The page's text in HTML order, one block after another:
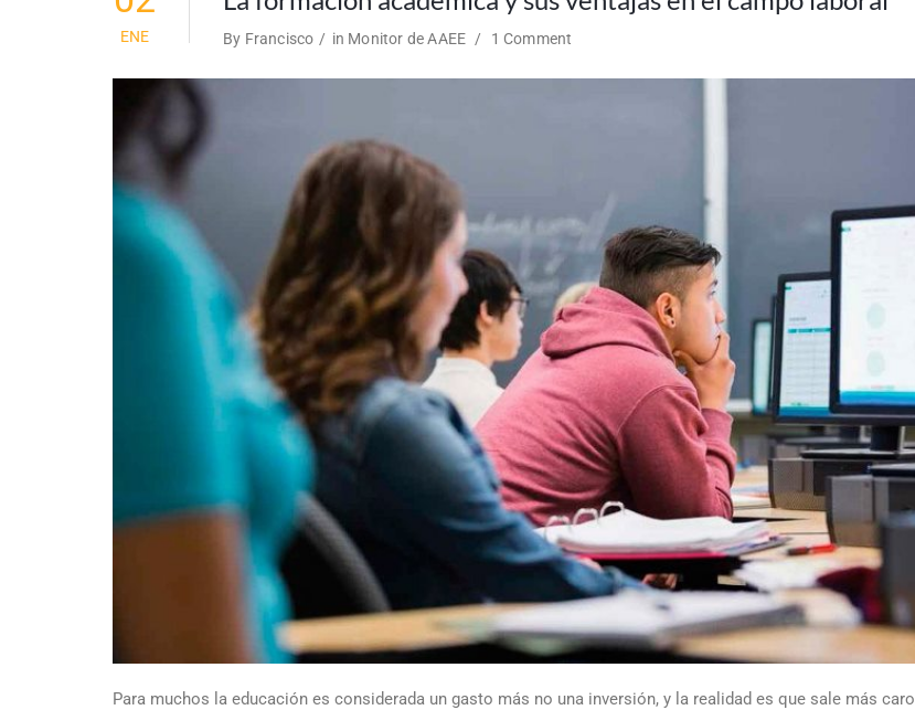
ENE By Francisco in Monitor de AAEE 1 Comment
Para muchos la educación es considerada un gasto más no una inversión, y la realidad es que sale más caro